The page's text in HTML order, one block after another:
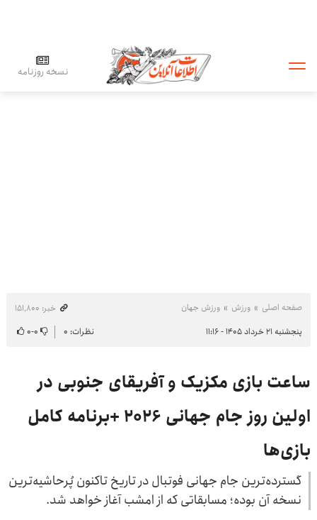
نسخه روزنامه
صفحه اصلی ورزش ورزش جهان
خبر: ۱۵۱٬۸۰۰
پنجشنبه ۲۱ خرداد ۱۴۰۵ - ۱۱:۱۶
نظرات: ۰ ۰-۰
ساعت بازی مکزیک و آفریقای جنوبی در
اولین روز جام جهانی ۲۰۲۶ +برنامه کامل
بازی‌ها
گسترده‌ترین جام جهانی فوتبال در تاریخ تاکنون پُرحاشیه‌ترین
نسخه آن بوده؛ مسابقاتی که از امشب آغاز خواهد شد.